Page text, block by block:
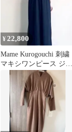
¥22,800
Mame Kurogouchi 刺繍
マキシワンピース ジャ
ージードレス